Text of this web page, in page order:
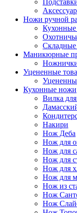
Ножи ручной
Маникюрные
Уцененные
Кухонные ножи
Вилка
Накири
Нож Деба
Нож для
Нож для
Нож для
Нож для
Нож для
Нож из
Нож
Нож